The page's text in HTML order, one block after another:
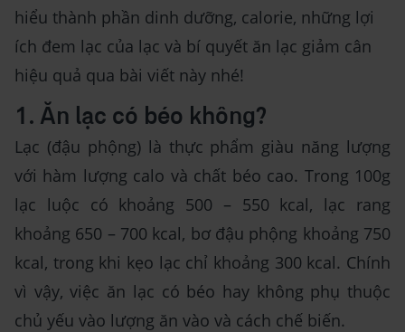
hiểu thành phần dinh dưỡng, calorie, những lợi
ích đem lạc của lạc và bí quyết ăn lạc giảm cân
hiệu quả qua bài viết này nhé!
1. Ăn lạc có béo không?
Lạc (đậu phộng) là thực phẩm giàu năng lượng
với hàm lượng calo và chất béo cao. Trong 100g
lạc luộc có khoảng 500 – 550 kcal, lạc rang
khoảng 650 – 700 kcal, bơ đậu phộng khoảng 750
kcal, trong khi kẹo lạc chỉ khoảng 300 kcal. Chính
vì vậy, việc ăn lạc có béo hay không phụ thuộc
chủ yếu vào lượng ăn vào và cách chế biến.